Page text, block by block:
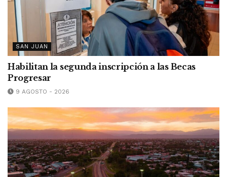
SAN JUAN
Habilitan la segunda inscripción a las Becas
Progresar
9 AGOSTO - 2026